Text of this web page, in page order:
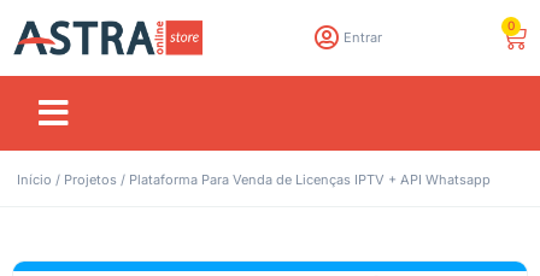
Entrar
0
Início / Projetos / Plataforma Para Venda de Licenças IPTV + API Whatsapp